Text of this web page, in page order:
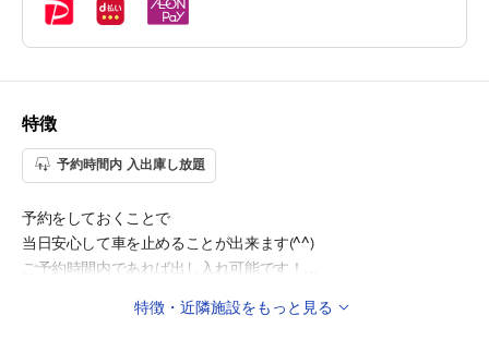
特徴
予約時間内 入出庫し放題
予約をしておくことで
当日安心して車を止めることが出来ます(^^)
ご予約時間内であれば出し入れ可能です！
特徴・近隣施設をもっと見る